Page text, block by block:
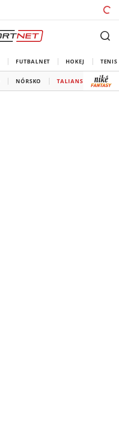
FUTBALNET HOKEJ TENIS
NÓRSKO TALIANSKO